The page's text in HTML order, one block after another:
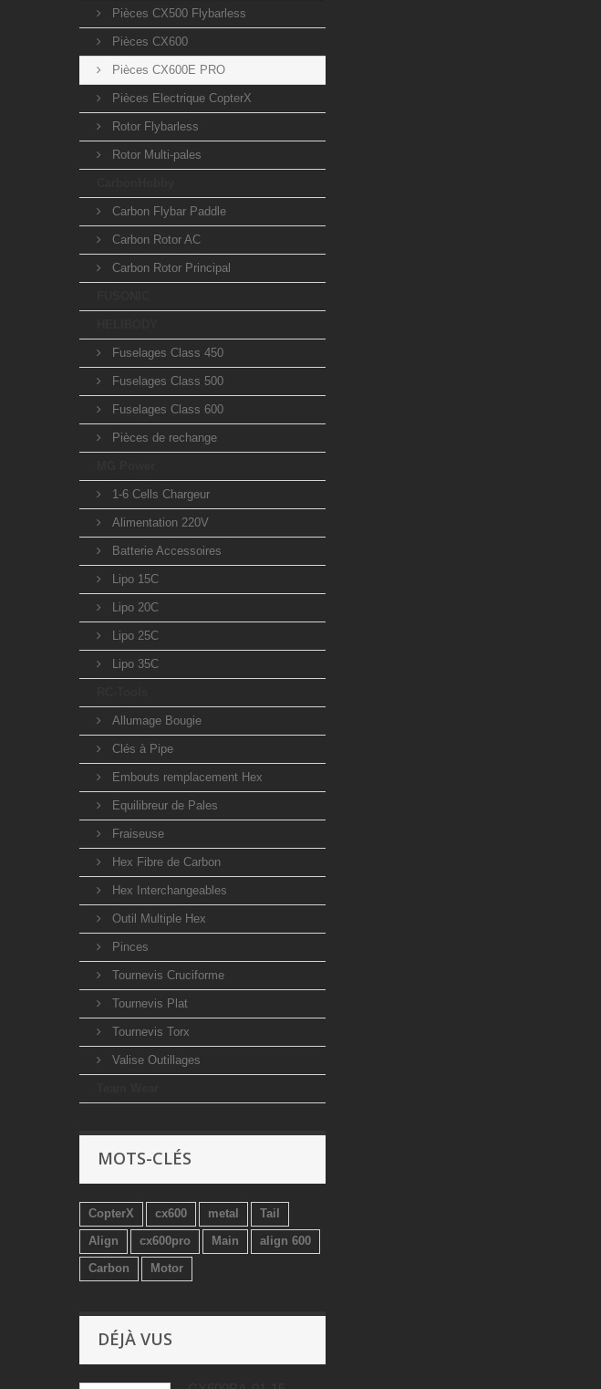
Pièces CX500 Flybarless
Pièces CX600
Pièces CX600E PRO
Pièces Electrique CopterX
Rotor Flybarless
Rotor Multi-pales
Carbon Flybar Paddle
Carbon Rotor AC
Carbon Rotor Principal
Fuselages Class 450
Fuselages Class 500
Fuselages Class 600
Pièces de rechange
1-6 Cells Chargeur
Alimentation 220V
Batterie Accessoires
Lipo 15C
Lipo 20C
Lipo 25C
Lipo 35C
Allumage Bougie
Clés à Pipe
Embouts remplacement Hex
Equilibreur de Pales
Fraiseuse
Hex Fibre de Carbon
Hex Interchangeables
Outil Multiple Hex
Pinces
Tournevis Cruciforme
Tournevis Plat
Tournevis Torx
Valise Outillages
MOTS-CLÉS
CopterX cx600 metal
Tail
Align
cx600pro Main
align 600
Carbon
Motor
DÉJÀ VUS